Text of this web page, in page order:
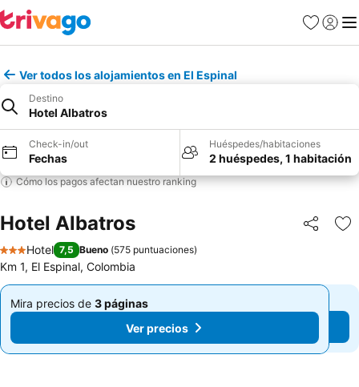
Favoritos
Iniciar
Ver todos los alojamientos en El Espinal
Destino
Hotel Albatros
Check-in/out
Fechas
Huéspedes/habitaciones
2 huéspedes, 1 habitación
Cómo los pagos afectan nuestro ranking
Hotel Albatros Compartir
3 Estrellas
Hotel 7,5 Bueno (575 puntuaciones)
Km 1, El Espinal, Colombia
Mira precios de 3 páginas
De
Ver precios
Mira precios de 3 páginas
De
$ 141.892 Ver precios